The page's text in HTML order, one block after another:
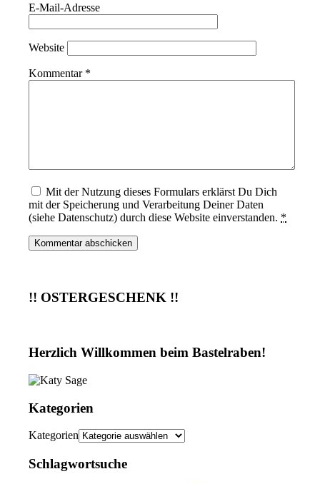
E-Mail-Adresse
Website
Kommentar *
Mit der Nutzung dieses Formulars erklärst Du Dich
mit der Speicherung und Verarbeitung Deiner Daten
(siehe Datenschutz) durch diese Website einverstanden. *
!! OSTERGESCHENK !!
Herzlich Willkommen beim Bastelraben!
Kategorien
Kategorien
Schlagwortsuche